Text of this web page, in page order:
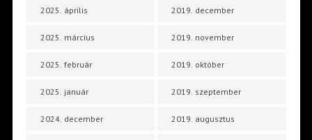
2025. április
2025. március
2025. február
2025. január
2024. december
2019. december
2019. november
2019. október
2019. szeptember
2019. augusztus